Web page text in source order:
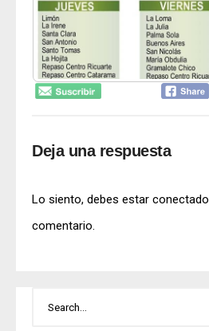
Deja una respuesta
Lo siento, debes estar conectado
comentario.